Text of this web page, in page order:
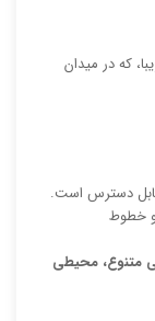
که در میدان
دسترس است.
است و خطوط
متنوع، محیطی